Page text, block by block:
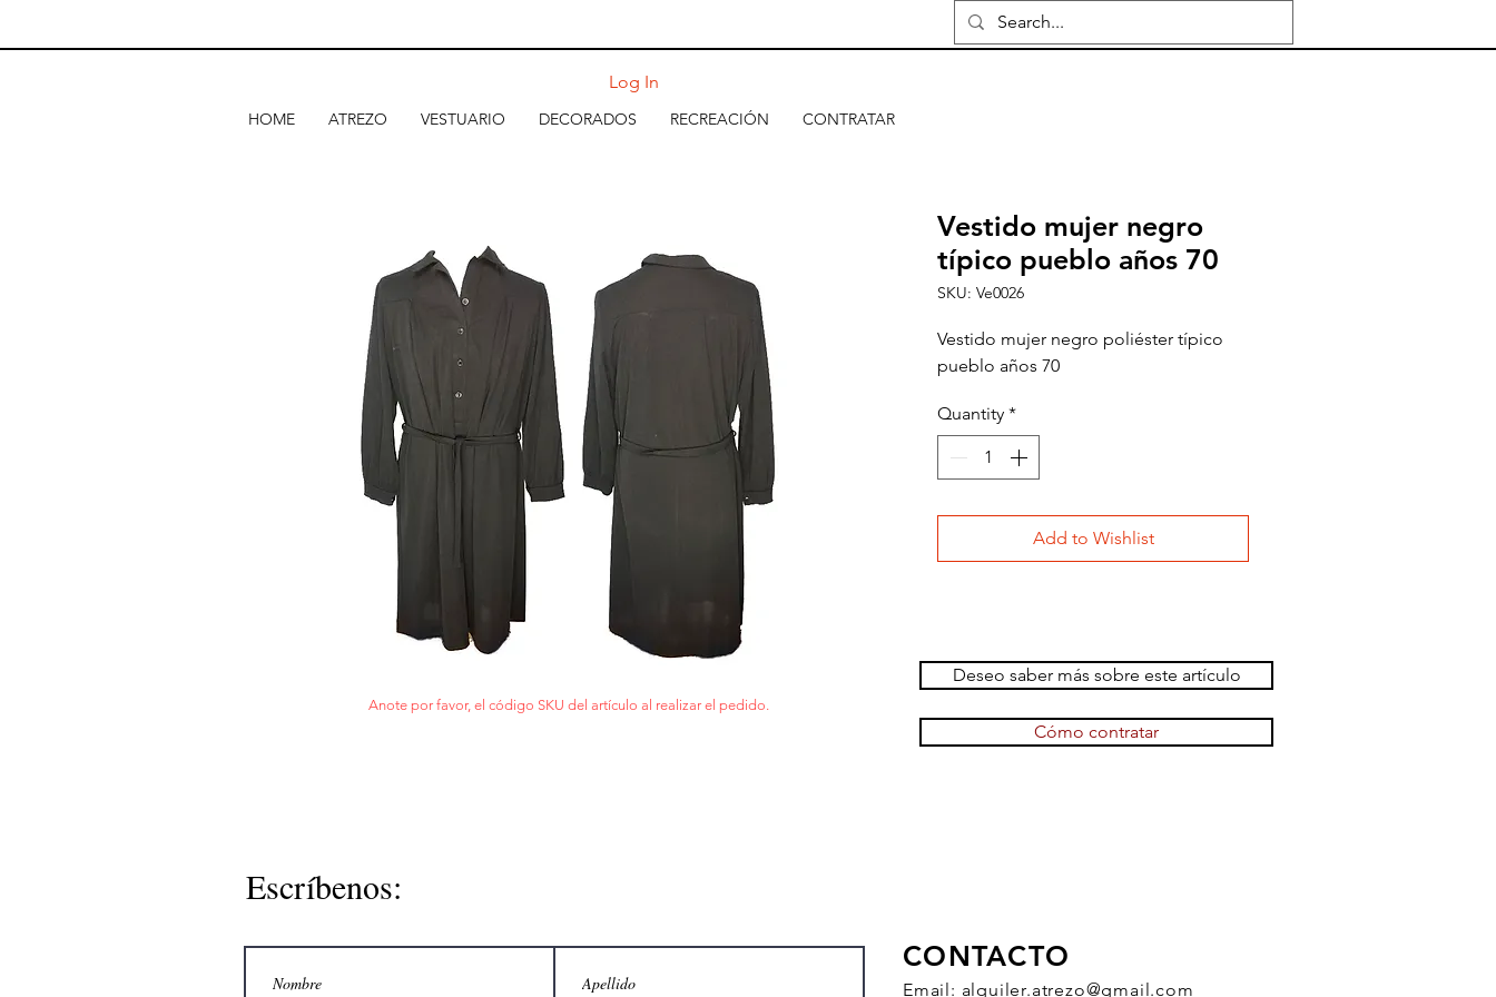
HOME ATREZO VESTUARIO DECORADOS RECREACIÓN CONTRATAR
Log In
Vestido mujer negro
típico pueblo años 70
SKU: Ve0026
Vestido mujer negro poliéster típico
pueblo años 70
Quantity *
Add to Wishlist
Deseo saber más sobre este artículo
Anote por favor, el código SKU del artículo al realizar el pedido.
Cómo contratar
Escríbenos:
CONTACTO
Email: alquiler.atrezo@gmail.com